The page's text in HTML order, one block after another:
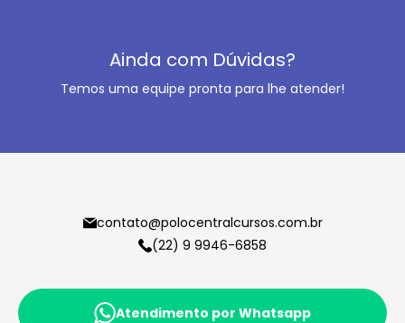
Ainda com Dúvidas?
Temos uma equipe pronta para lhe atender!
contato@polocentralcursos.com.br
(22) 9 9946-6858
Atendimento por Whatsapp